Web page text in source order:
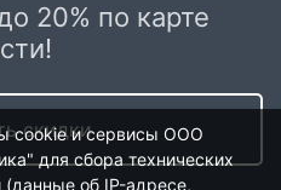
20% по карте
скидки
cookie и сервисы ООО
для сбора технических
(данные об IP-адресе,